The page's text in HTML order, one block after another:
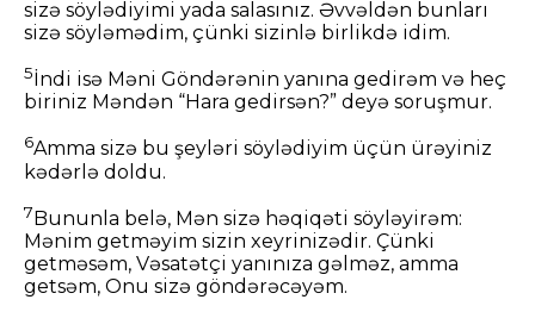
sizə söylədiyimi yada salasınız. Əvvəldən bunları
sizə söyləmədim, çünki sizinlə birlikdə idim.
5İndi isə Məni Göndərənin yanına gedirəm və heç
biriniz Məndən “Hara gedirsən?” deyə soruşmur.
6Amma sizə bu şeyləri söylədiyim üçün ürəyiniz
kədərlə doldu.
7Bununla belə, Mən sizə həqiqəti söyləyirəm:
Mənim getməyim sizin xeyrinizədir. Çünki
getməsəm, Vəsatətçi yanınıza gəlməz, amma
getsəm, Onu sizə göndərəcəyəm.